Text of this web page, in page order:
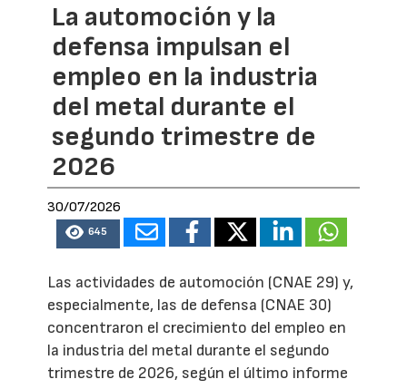
La automoción y la
defensa impulsan el
empleo en la industria
del metal durante el
segundo trimestre de
2026
30/07/2026
645
Las actividades de automoción (CNAE 29) y,
especialmente, las de defensa (CNAE 30)
concentraron el crecimiento del empleo en
la industria del metal durante el segundo
trimestre de 2026, según el último informe